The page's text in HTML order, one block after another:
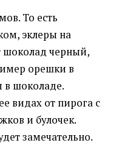
То есть
эклеры на
шоколад черный,
орешки в
в шоколаде.
видах от пирога с
и булочек.
замечательно.